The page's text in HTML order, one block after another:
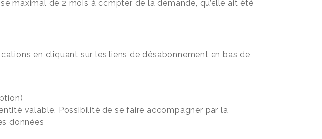
maximal de 2 mois à compter de la demande, qu’elle ait été
en cliquant sur les liens de désabonnement en bas de
valable. Possibilité de se faire accompagner par la
données